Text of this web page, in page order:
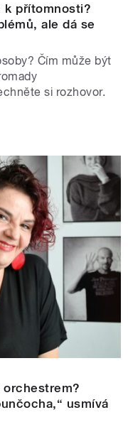
k přítomnosti?
ale dá se
Čím může být
si rozhovor.
orchestrem?
usmívá